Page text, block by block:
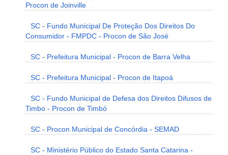
Procon de Joinville
SC - Fundo Municipal De Proteção Dos Direitos Do
Consumidor - FMPDC - Procon de São José
SC - Prefeitura Municipal - Procon de Barra Velha
SC - Prefeitura Municipal - Procon de Itapoá
SC - Fundo Municipal de Defesa dos Direitos Difusos de
Timbo - Procon de Timbó
SC - Procon Municipal de Concórdia - SEMAD
SC - Ministério Público do Estado Santa Catarina -